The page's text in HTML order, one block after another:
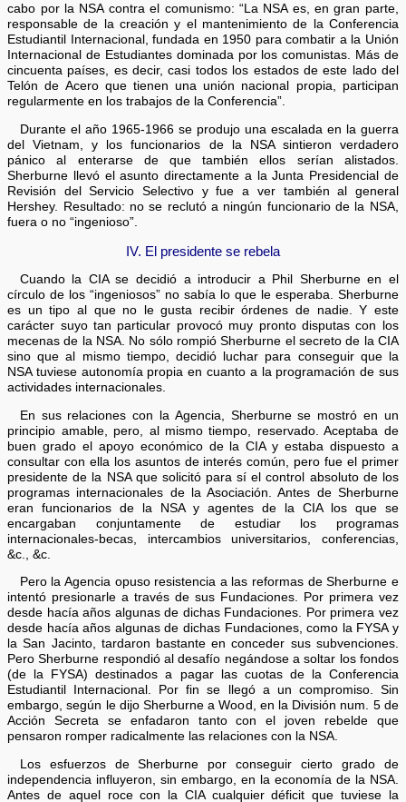
cabo por la NSA contra el comunismo: “La NSA es, en gran parte,
responsable de la creación y el mantenimiento de la Conferencia
Estudiantil Internacional, fundada en 1950 para combatir a la Unión
Internacional de Estudiantes dominada por los comunistas. Más de
cincuenta países, es decir, casi todos los estados de este lado del
Telón de Acero que tienen una unión nacional propia, participan
regularmente en los trabajos de la Conferencia”.
Durante el año 1965-1966 se produjo una escalada en la guerra
del Vietnam, y los funcionarios de la NSA sintieron verdadero
pánico al enterarse de que también ellos serían alistados.
Sherburne llevó el asunto directamente a la Junta Presidencial de
Revisión del Servicio Selectivo y fue a ver también al general
Hershey. Resultado: no se reclutó a ningún funcionario de la NSA,
fuera o no “ingenioso”.
IV. El presidente se rebela
Cuando la CIA se decidió a introducir a Phil Sherburne en el
círculo de los “ingeniosos” no sabía lo que le esperaba. Sherburne
es un tipo al que no le gusta recibir órdenes de nadie. Y este
carácter suyo tan particular provocó muy pronto disputas con los
mecenas de la NSA. No sólo rompió Sherburne el secreto de la CIA
sino que al mismo tiempo, decidió luchar para conseguir que la
NSA tuviese autonomía propia en cuanto a la programación de sus
actividades internacionales.
En sus relaciones con la Agencia, Sherburne se mostró en un
principio amable, pero, al mismo tiempo, reservado. Aceptaba de
buen grado el apoyo económico de la CIA y estaba dispuesto a
consultar con ella los asuntos de interés común, pero fue el primer
presidente de la NSA que solicitó para sí el control absoluto de los
programas internacionales de la Asociación. Antes de Sherburne
eran funcionarios de la NSA y agentes de la CIA los que se
encargaban conjuntamente de estudiar los programas
internacionales-becas, intercambios universitarios, conferencias,
&c., &c.
Pero la Agencia opuso resistencia a las reformas de Sherburne e
intentó presionarle a través de sus Fundaciones. Por primera vez
desde hacía años algunas de dichas Fundaciones. Por primera vez
desde hacía años algunas de dichas Fundaciones, como la FYSA y
la San Jacinto, tardaron bastante en conceder sus subvenciones.
Pero Sherburne respondió al desafío negándose a soltar los fondos
(de la FYSA) destinados a pagar las cuotas de la Conferencia
Estudiantil Internacional. Por fin se llegó a un compromiso. Sin
embargo, según le dijo Sherburne a Wood, en la División num. 5 de
Acción Secreta se enfadaron tanto con el joven rebelde que
pensaron romper radicalmente las relaciones con la NSA.
Los esfuerzos de Sherburne por conseguir cierto grado de
independencia influyeron, sin embargo, en la economía de la NSA.
Antes de aquel roce con la CIA cualquier déficit que tuviese la